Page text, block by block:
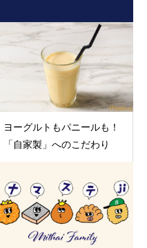
ヨーグルトもパニールも！
「自家製」へのこだわり